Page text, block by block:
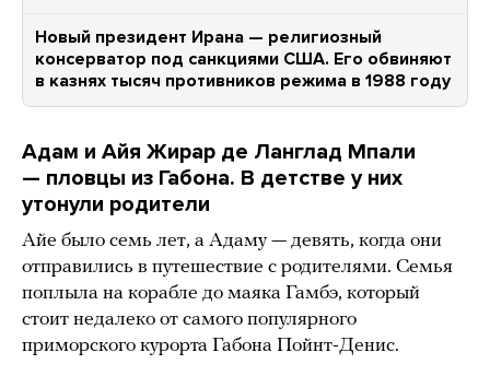
Новый президент Ирана — религиозный
консерватор под санкциями США. Его обвиняют
в казнях тысяч противников режима в 1988 году
Адам и Айя Жирар де Ланглад Мпали
— пловцы из Габона. В детстве у них
утонули родители
Айе было семь лет, а Адаму — девять, когда они
отправились в путешествие с родителями. Семья
поплыла на корабле до маяка Гамбэ, который
стоит недалеко от самого популярного
приморского курорта Габона Пойнт-Денис.